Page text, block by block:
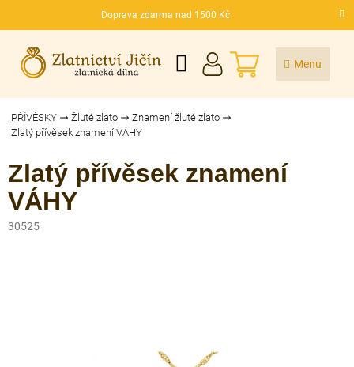
Doprava zdarma nad 1500 Kč
CZK
NÁKUPNÍ
KOŠÍK
PŘÍVĚSKY Žluté zlato
Znamení žluté zlato
Zlatý přívěsek znamení VÁHY
Zlatý přívěsek znamení
VÁHY
30525